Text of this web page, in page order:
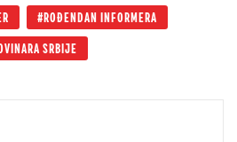
ROĐENDAN INFORMERA
SRBIJE